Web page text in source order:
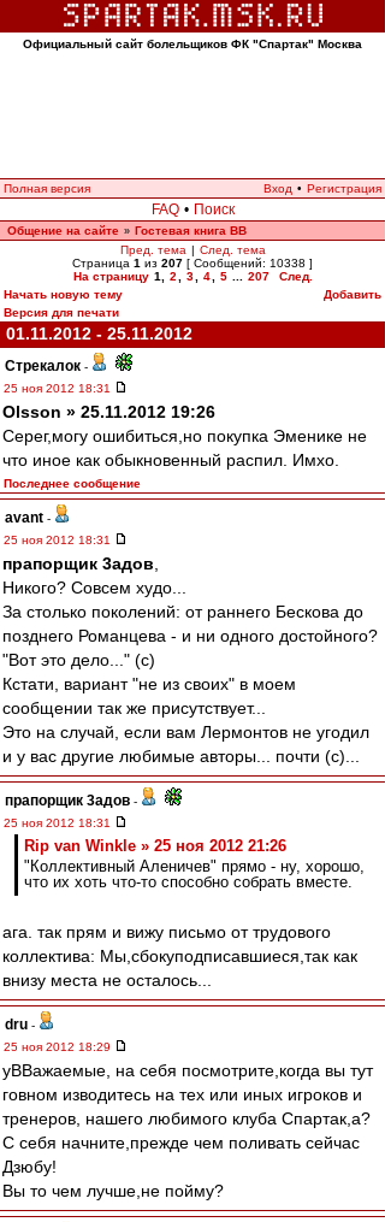
Официальный сайт болельщиков ФК "Спартак" Москва
Полная версия Вход • Регистрация
FAQ • Поиск
Общение на сайте » Гостевая книга ВВ
Пред. тема | След. тема
Страница 1 из 207 [ Сообщений: 10338 ]
На страницу 1 2 3 4 5 207
След.
Начать новую тему
Добавить
Версия для печати
01.11.2012 - 25.11.2012
Стрекалок -
25 ноя 2012 18:31
Olsson » 25.11.2012 19:26
Серег,могу ошибиться,но покупка Эменике не
что иное как обыкновенный распил. Имхо.
Последнее сообщение
avant -
25 ноя 2012 18:31
прапорщик 3адoв
Никого? Совсем худо...
За столько поколений: от раннего Бескова до
позднего Романцева - и ни одного достойного?
"Вот это дело..." (с)
Кстати, вариант "не из своих" в моем
сообщении так же присутствует...
Это на случай, если вам Лермонтов не угодил
и у вас другие любимые авторы... почти (с)...
прапорщик 3адoв -
25 ноя 2012 18:31
Rip van Winkle » 25 ноя 2012 21:26
"Коллективный Аленичев" прямо - ну, хорошо,
что их хоть что-то способно собрать вместе.
ага. так прям и вижу письмо от трудового
коллектива: Мы,сбокуподписавшиеся,так как
внизу места не осталось...
dru -
25 ноя 2012 18:29
уВВажаемые, на себя посмотрите,когда вы тут
говном изводитесь на тех или иных игроков и
тренеров, нашего любимого клуба Спартак,а?
С себя начните,прежде чем поливать сейчас
Дзюбу!
Вы то чем лучше,не пойму?